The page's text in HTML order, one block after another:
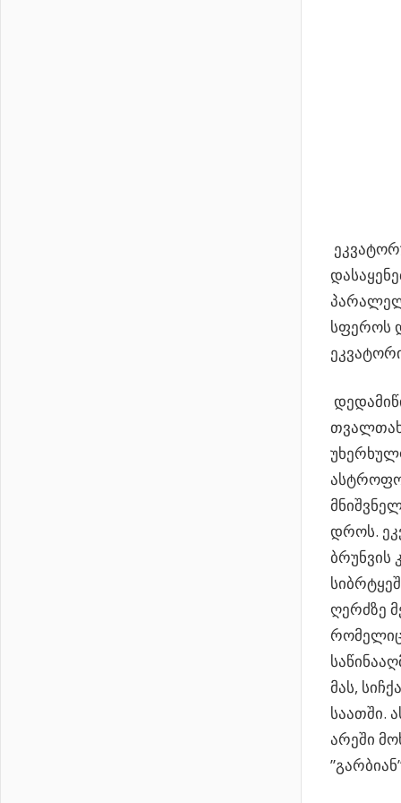
სფეროს
დროს.
ბრუნვის
ღერძზე
რომელიც
მას,
საათში.
არეში